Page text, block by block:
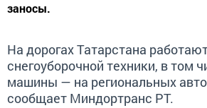
заносы.
На дорогах Татарстана
снегоуборочной техники, в том
машины — на региональных
сообщает Миндортранс РТ.